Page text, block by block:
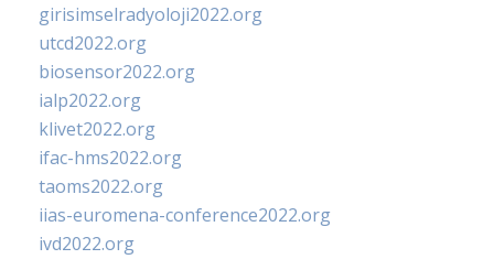
girisimselradyoloji2022.org
utcd2022.org
biosensor2022.org
ialp2022.org
klivet2022.org
ifac-hms2022.org
taoms2022.org
iias-euromena-conference2022.org
ivd2022.org